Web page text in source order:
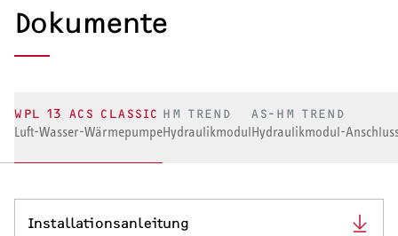
Dokumente
WPL 13 ACS CLASSIC
Luft-Wasser-Wärmepumpe
HM TREND
Hydraulikmodul
AS-HM TREND
Hydraulikmodul-
Installationsanleitung